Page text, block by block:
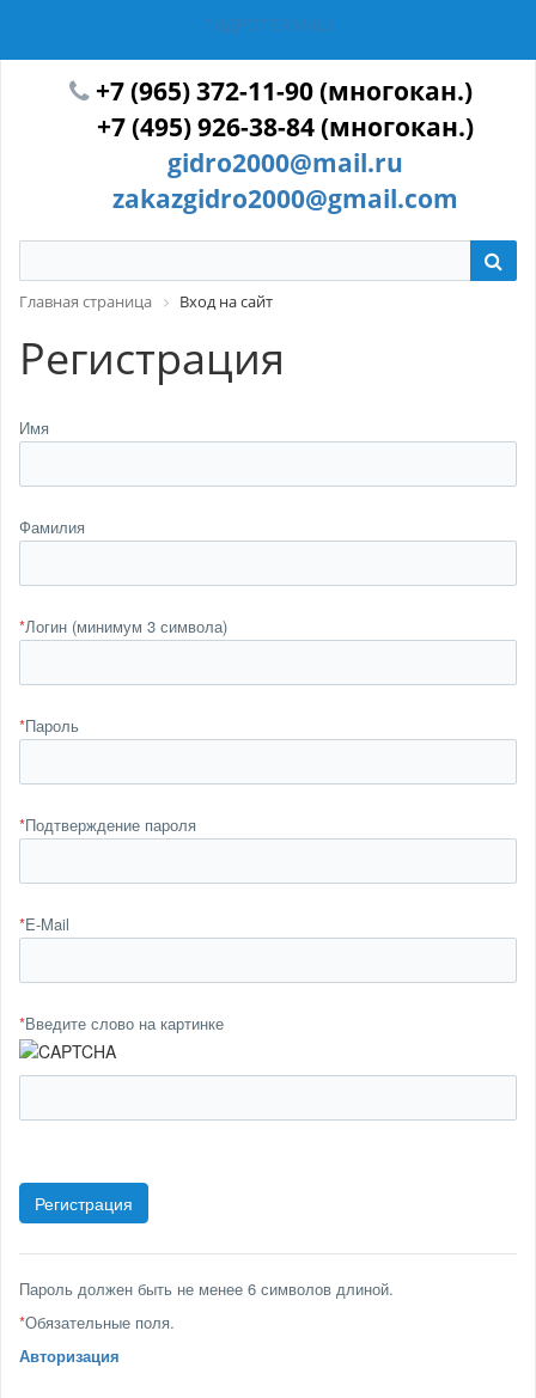
ГИДРОТЕХМАШ
+7 (965) 372-11-90 (многокан.)
+7 (495) 926-38-84 (многокан.)
gidro2000@mail.ru
zakazgidro2000@gmail.com
Главная страница Вход на сайт
Регистрация
Имя
Фамилия
*Логин (минимум 3 символа)
*Пароль
*Подтверждение пароля
*E-Mail
*Введите слово на картинке
Пароль должен быть не менее 6 символов длиной.
*Обязательные поля.
Авторизация